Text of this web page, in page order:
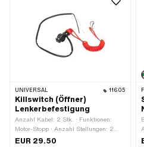
UNIVERSAL 11605
Killswitch (Öffner)
Lenkerbefestigung
Anzahl Kabel: 2 Stk. · Funktionen:
Motor-Stopp · Anzahl Stellungen: 2
Stk. · Ø Lenker: 22 mm
EUR 29.50